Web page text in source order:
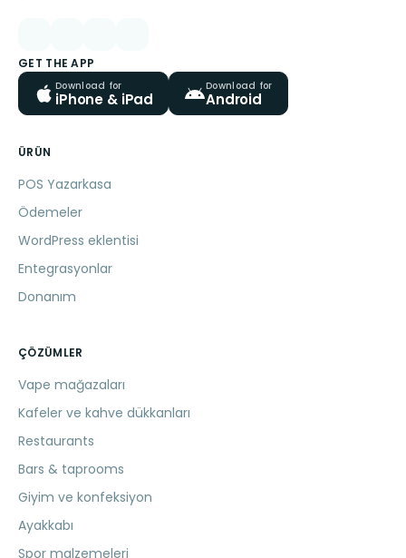
GET THE APP
Download for
iPhone & iPad
Download for
Android
ÜRÜN
POS Yazarkasa
Ödemeler
WordPress eklentisi
Entegrasyonlar
Donanım
ÇÖZÜMLER
Vape mağazaları
Kafeler ve kahve dükkanları
Restaurants
Bars & taprooms
Giyim ve konfeksiyon
Ayakkabı
Spor malzemeleri